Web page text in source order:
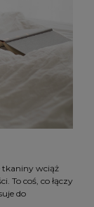
tkaniny wciąż
To coś, co łączy
do